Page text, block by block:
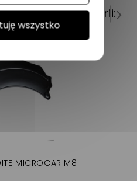
tej samej kategorii:
MICROCAR M8
wszystko